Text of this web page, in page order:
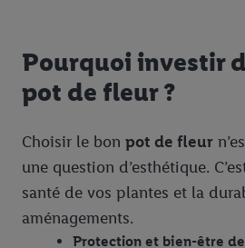
Pourquoi investir
pot de fleur ?
Choisir le bon pot de fleur
une question d’esthétique.
santé de vos plantes et la
aménagements.
Protection et bien-être